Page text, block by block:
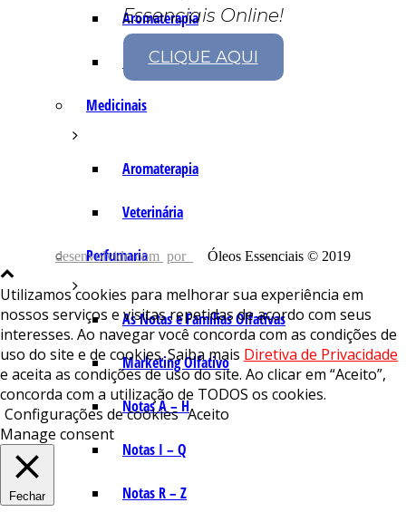
Aromaterapia
Fórmulas Caseiras
Medicinais
Aromaterapia
Veterinária
Perfumaria
As Notas e Famílias Olfativas
Marketing Olfativo
Notas A – H
Notas I – Q
Notas R – Z
Essenciais Online!
CLIQUE AQUI
desenvolvido com por Óleos Essenciais © 2019
Utilizamos cookies para melhorar sua experiência em
nossos serviços e visitas repetidas de acordo com seus
interesses. Ao navegar você concorda com as condições de
uso do site e de cookies. Saiba mais Diretiva de Privacidade
e aceita as condições de uso do site. Ao clicar em “Aceito”,
concorda com a utilização de TODOS os cookies.
Configurações de cookies Aceito
Manage consent
Fechar